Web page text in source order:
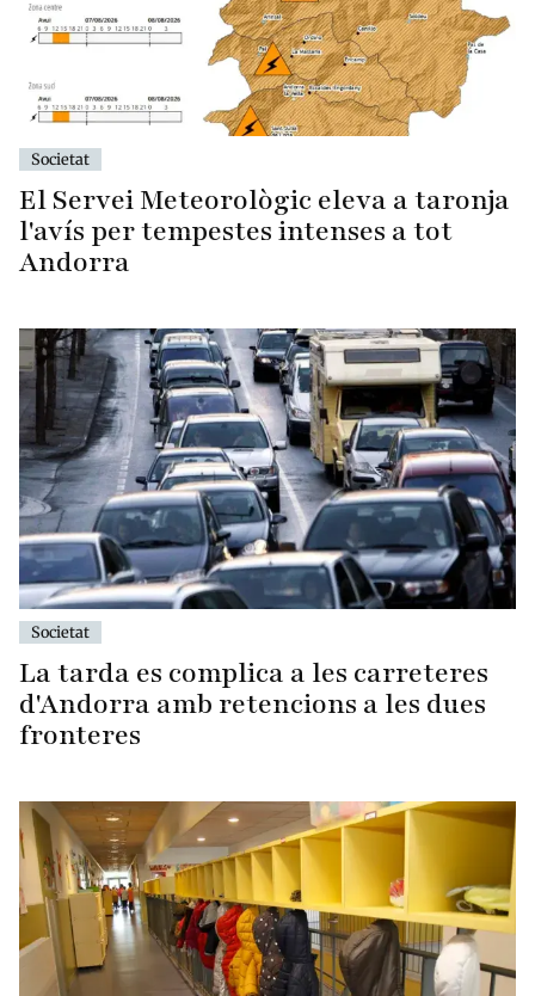
Societat
El Servei Meteorològic eleva a taronja
l'avís per tempestes intenses a tot
Andorra
Societat
La tarda es complica a les carreteres
d'Andorra amb retencions a les dues
fronteres